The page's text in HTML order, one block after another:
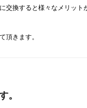
交換すると様々なメリッ
頂きます。
。